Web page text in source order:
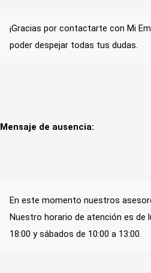
¡Gracias por contactarte con Mi
poder despejar todas tus dudas.
Mensaje de ausencia:
En este momento nuestros
Nuestro horario de atención es de
18:00 y sábados de 10:00 a 13:00.